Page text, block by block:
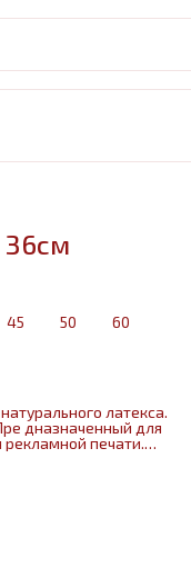
36см
45 50 60
латекса.
дназначенный для
печати.
его лидером
производителей.
формы. Шары
гарантирует
безопасного
среде
с той-же
использования